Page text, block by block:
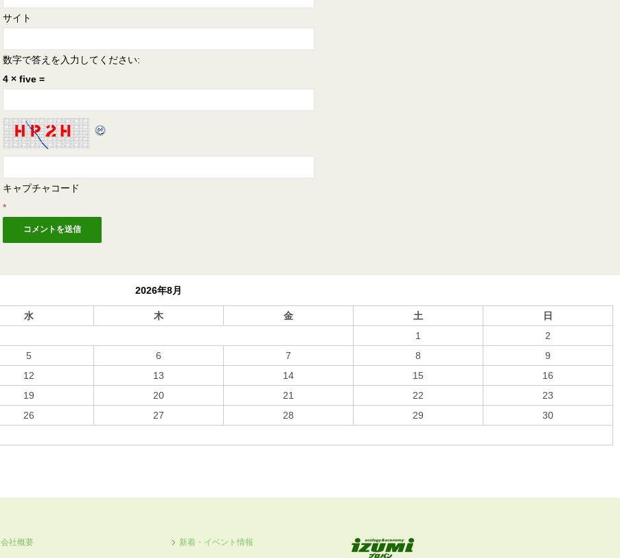
サイト
数字で答えを入力してください:
4 × five =
キャプチャコード
*
2026年8月
水 木 金 土
日
1
2
5 6 7 8
9
12 13 14 15
16
19 20 21 22
23
26 27 28 29
30
会社概要 新着・イベント情報